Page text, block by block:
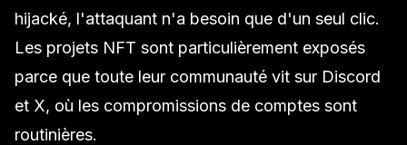
hijacké, l'attaquant n'a besoin que d'un seul clic.
Les projets NFT sont particulièrement exposés
parce que toute leur communauté vit sur Discord
et X, où les compromissions de comptes sont
routinières.